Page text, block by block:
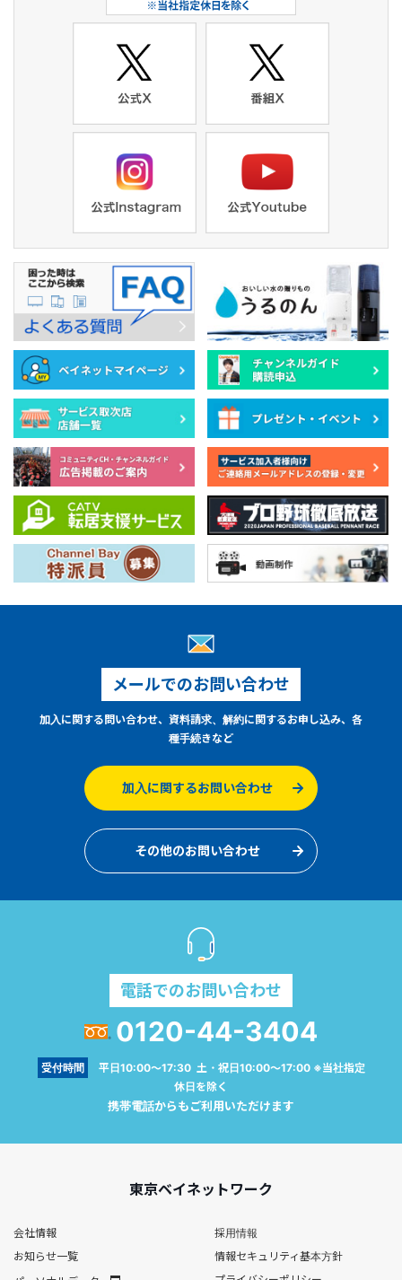
メールでのお問い合わせ
加入に関する問い合わせ、資料請求、解約に関するお申し込み、各
種手続きなど
加入に関するお問い合わせ
その他のお問い合わせ
電話でのお問い合わせ
0120-44-3404
受付時間
平日10:00～17:30 土・祝日10:00～17:00 ※当社指定
休日を除く
携帯電話からもご利用いただけます
東京ベイネットワーク
会社情報
採用情報
お知らせ一覧
情報セキュリティ基本方針